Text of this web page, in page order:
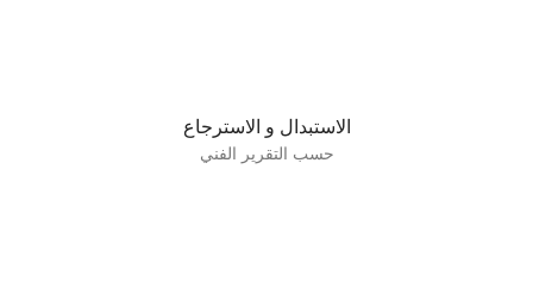
الاستبدال و الاسترجاع
حسب التقرير الفني